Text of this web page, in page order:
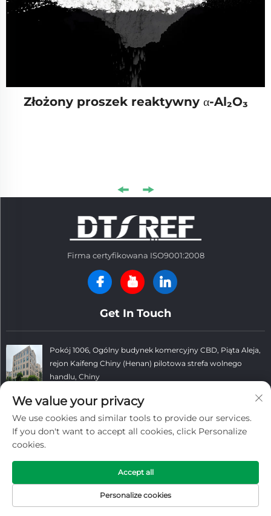
Złożony proszek reaktywny α-Al₂O₃
Firma certyfikowana ISO9001:2008
Get In Touch
Pokój 1006, Ogólny budynek komercyjny CBD, Piąta Aleja,
rejon Kaifeng Chiny (Henan) pilotowa strefa wolnego
handlu, Chiny
+86 13781152999
[email protected]
Prawa autorskie © Spółka Kaifeng Datong Refractories Co., Ltd.
Wszelkie prawa zastrzeżone. - Privacy Policy
GŁÓWNA
PRODUKTY ADRES E-MAIL
We value your privacy
We use cookies and similar tools to provide our services.
If you don't want to accept all cookies, click Personalize
cookies.
Personalize cookies
Accept all